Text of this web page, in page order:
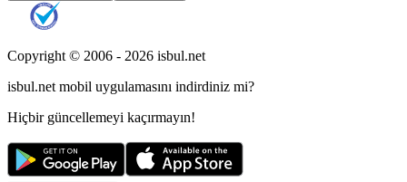
Copyright © 2006 - 2026 isbul.net
isbul.net mobil uygulamasını indirdiniz mi?
Hiçbir güncellemeyi kaçırmayın!